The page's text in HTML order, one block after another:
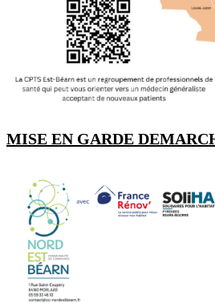
MISE EN GARDE